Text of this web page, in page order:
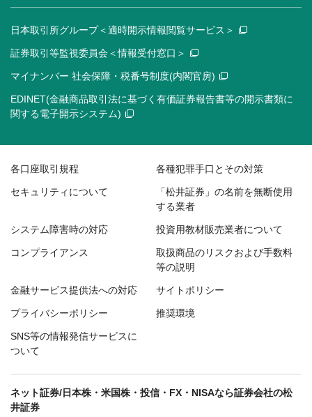
日本取引所グループ＜適時開示情報閲覧サービス＞
証券取引等監視委員会＜情報受付窓口＞
マイナンバー 社会保障・税番号制度(内閣官房)
EDINET(金融商品取引法に基づく有価証券報告書等の開示書類に
関する電子開示システム)
各口座取引規程 各種犯罪手口とその対策
セキュリティについて
「松井証券」の名前を無断使用
する業者
システム障害時の対応 投資用教材販売業者について
コンプライアンス
取扱商品のリスクおよび手数料
等の説明
金融サービス提供法への対応 サイトポリシー
プライバシーポリシー 推奨環境
SNS等の情報発信サービスに
ついて
ネット証券/日本株・米国株・投信・FX・NISAなら証券会社の松
井証券